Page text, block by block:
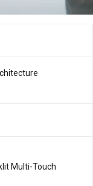
Multi-Touch